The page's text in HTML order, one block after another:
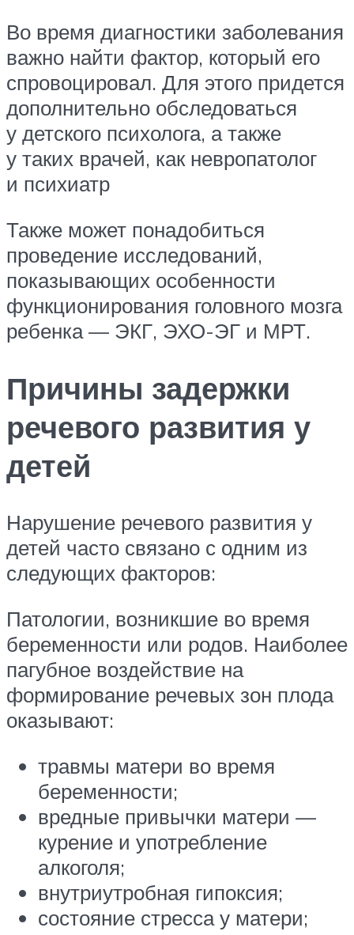
Во время диагностики заболевания
важно найти фактор, который его
спровоцировал. Для этого придется
дополнительно обследоваться
у детского психолога, а также
у таких врачей, как невропатолог
и психиатр
Также может понадобиться
проведение исследований,
показывающих особенности
функционирования головного мозга
ребенка — ЭКГ, ЭХО-ЭГ и МРТ.
Причины задержки
речевого развития у
детей
Нарушение речевого развития у
детей часто связано с одним из
следующих факторов:
Патологии, возникшие во время
беременности или родов. Наиболее
пагубное воздействие на
формирование речевых зон плода
оказывают:
травмы матери во время
беременности;
вредные привычки матери —
курение и употребление
алкоголя;
внутриутробная гипоксия;
состояние стресса у матери;